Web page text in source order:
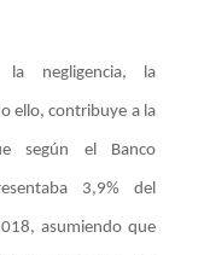
la negligencia, la
ello, contribuye a la
según el Banco
3,9% del
asumiendo que